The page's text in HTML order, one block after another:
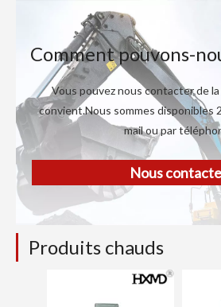
Comment pouvons-
Vous pouvez nous contacter de
convient.Nous sommes disponibles
mail ou par
Nous
Produits chauds